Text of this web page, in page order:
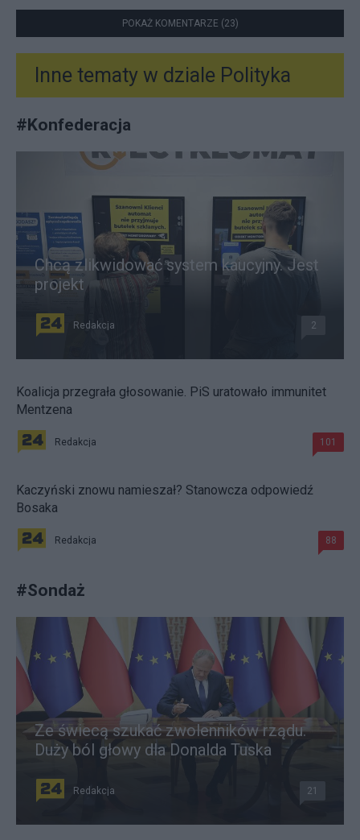
POKAŻ KOMENTARZE (23)
Inne tematy w dziale Polityka
#Konfederacja
Chcą zlikwidować system kaucyjny. Jest
projekt
Redakcja 2
Koalicja przegrała głosowanie. PiS uratowało immunitet
Mentzena
Redakcja 101
Kaczyński znowu namieszał? Stanowcza odpowiedź
Bosaka
Redakcja 88
#Sondaż
Ze świecą szukać zwolenników rządu.
Duży ból głowy dla Donalda Tuska
Redakcja 21